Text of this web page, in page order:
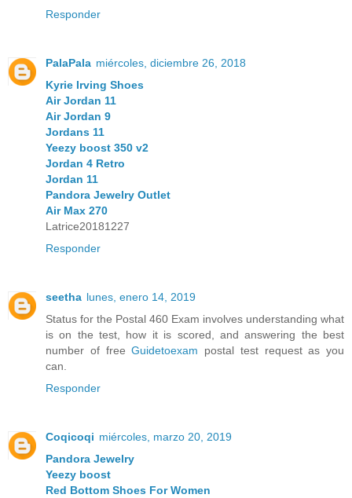
Responder
PalaPala miércoles, diciembre 26, 2018
Kyrie Irving Shoes
Air Jordan 11
Air Jordan 9
Jordans 11
Yeezy boost 350 v2
Jordan 4 Retro
Jordan 11
Pandora Jewelry Outlet
Air Max 270
Latrice20181227
Responder
seetha lunes, enero 14, 2019
Status for the Postal 460 Exam involves understanding what
is on the test, how it is scored, and answering the best
number of freeGuidetoexam postal test request as you
can.
Responder
Coqicoqi miércoles, marzo 20, 2019
Pandora Jewelry
Yeezy boost
Red Bottom Shoes For Women